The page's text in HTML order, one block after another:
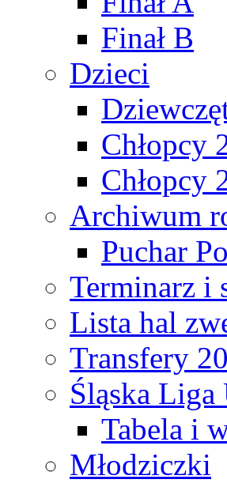
Finał B
Dzieci
Chłopcy
Chłopcy
Archiwum
Puchar
Terminarz i
Lista hal
Transfery
Śląska
Tabela i
Młodziczki